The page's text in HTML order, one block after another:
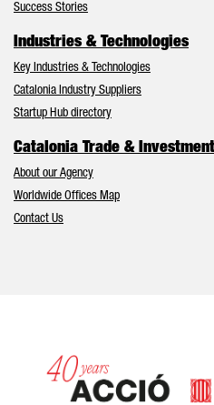
Success Stories
Industries & Technologies
Key Industries & Technologies
Catalonia Industry Suppliers
Startup Hub directory
Catalonia Trade & Investment
About our Agency
Worldwide Offices Map
Contact Us